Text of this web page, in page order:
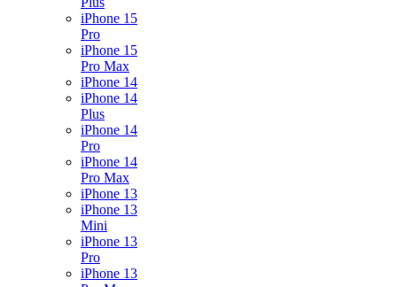
iPhone 15
Pro
iPhone 15
Pro Max
iPhone 14
iPhone 14
Plus
iPhone 14
Pro
iPhone 14
Pro Max
iPhone 13
iPhone 13
Mini
iPhone 13
Pro
iPhone 13